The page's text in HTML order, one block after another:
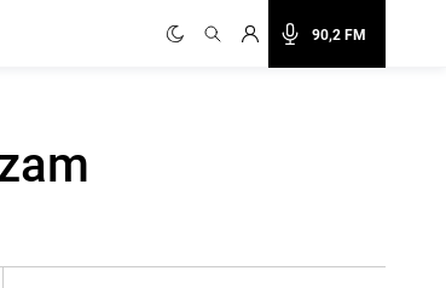
90,2 FM